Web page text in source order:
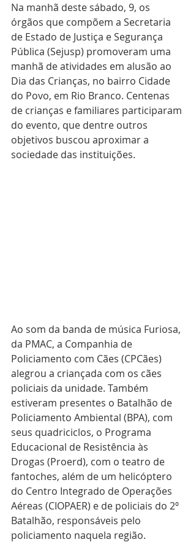
Na manhã deste sábado, 9, os
órgãos que compõem a Secretaria
de Estado de Justiça e Segurança
Pública (Sejusp) promoveram uma
manhã de atividades em alusão ao
Dia das Crianças, no bairro Cidade
do Povo, em Rio Branco. Centenas
de crianças e familiares participaram
do evento, que dentre outros
objetivos buscou aproximar a
sociedade das instituições.
Ao som da banda de música Furiosa,
da PMAC, a Companhia de
Policiamento com Cães (CPCães)
alegrou a criançada com os cães
policiais da unidade. Também
estiveram presentes o Batalhão de
Policiamento Ambiental (BPA), com
seus quadriciclos, o Programa
Educacional de Resistência às
Drogas (Proerd), com o teatro de
fantoches, além de um helicóptero
do Centro Integrado de Operações
Aéreas (CIOPAER) e de policiais do 2º
Batalhão, responsáveis pelo
policiamento naquela região.